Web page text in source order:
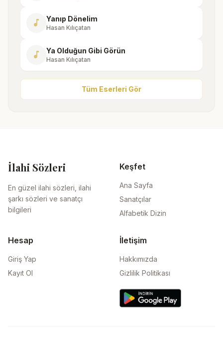
music_note Yanıp Dönelim
Hasan Kılıçatan
music_note Ya Olduğun Gibi Görün
Hasan Kılıçatan
Tüm Eserleri Gör
İlahi Sözleri
En güzel ilahi sözleri, ilahi
şarkı sözleri ve sanatçı
bilgileri
Keşfet
Ana Sayfa
Sanatçılar
Alfabetik Dizin
Hesap
Giriş Yap
Kayıt Ol
İletişim
Hakkımızda
Gizlilik Politikası